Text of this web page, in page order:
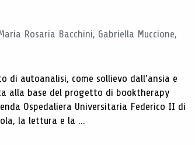
Rosaria Bacchini, Gabriella Muccione,
di autoanalisi, come sollievo dall'ansia e
alla base del progetto di booktherapy
Ospedaliera Universitaria Federico II di
la lettura e la ...